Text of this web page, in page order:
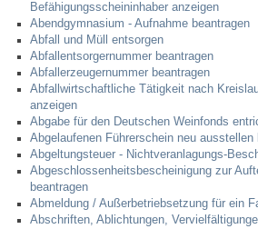
Ortsrecht
Haushalt 2026
Trinkwasser - Härtebereich
Redaktionsstatut für das Amtsblatt
Service
Befähigungsscheininhaber anzeigen
Abendgymnasium - Aufnahme beantragen
Abfall und Müll entsorgen
Abfallentsorgernummer beantragen
Abfallerzeugernummer beantragen
Abfallwirtschaftliche Tätigkeit nach
anzeigen
Abgabe für den Deutschen Weinfonds
Abgelaufenen Führerschein neu ausstellen
Abgeltungsteuer - Nichtveranlagungs-
Abgeschlossenheitsbescheinigung zur
beantragen
Abmeldung / Außerbetriebsetzung für ein
Abschriften, Ablichtungen,